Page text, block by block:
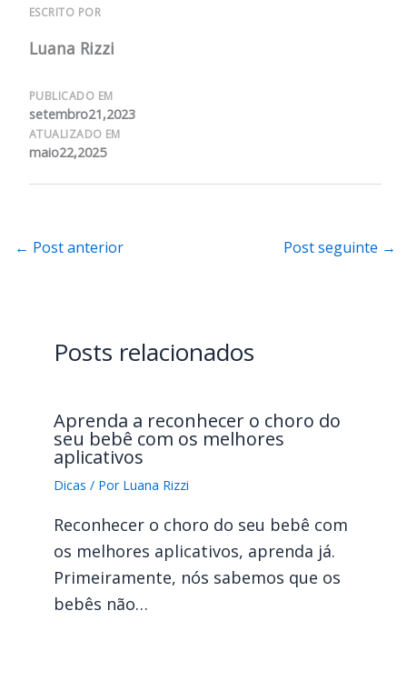
ESCRITO POR
Luana Rizzi
PUBLICADO EM
setembro21,2023
ATUALIZADO EM
maio22,2025
← Post anterior Post seguinte →
Posts relacionados
Aprenda a reconhecer o choro do
seu bebê com os melhores
aplicativos
Dicas / Por Luana Rizzi
Reconhecer o choro do seu bebê com
os melhores aplicativos, aprenda já.
Primeiramente, nós sabemos que os
bebês não…